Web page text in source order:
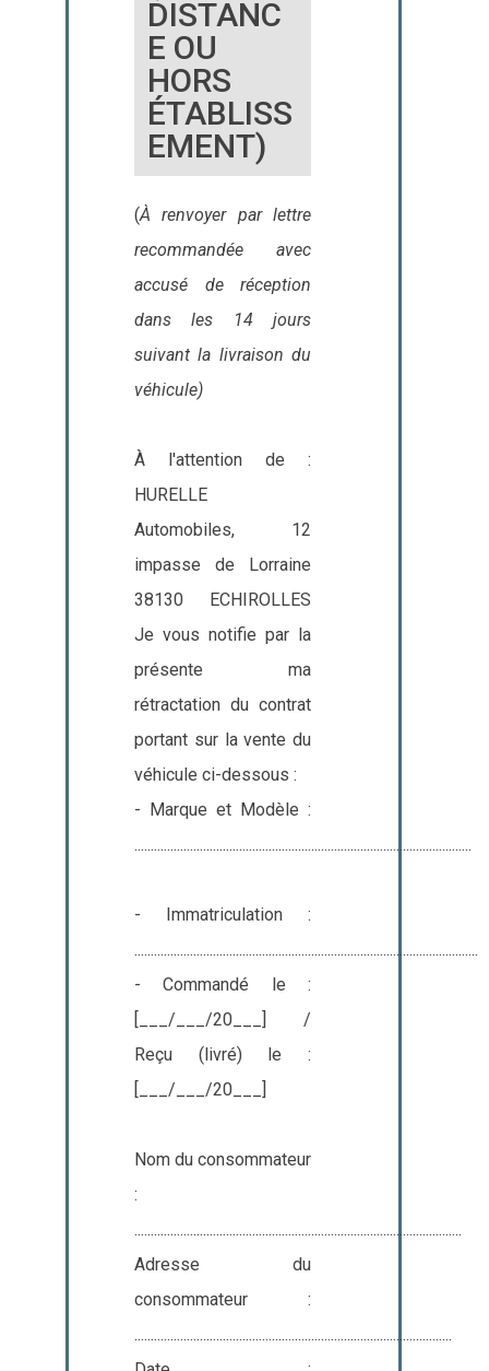
DISTANC
E OU
HORS
ÉTABLISS
EMENT)
(À renvoyer par lettre
recommandée avec
accusé de réception
dans les 14 jours
suivant la livraison du
véhicule)
À l'attention de :
HURELLE
Automobiles, 12
impasse de Lorraine
38130 ECHIROLLES
Je vous notifie par la
présente ma
rétractation du contrat
portant sur la vente du
véhicule ci-dessous :
- Marque et Modèle :
.......................................................................................................
- Immatriculation :
.........................................................................................................
- Commandé le :
[___/___/20___] /
Reçu (livré) le :
[___/___/20___]
Nom du consommateur
:
....................................................................................................
Adresse du
consommateur :
.................................................................................................